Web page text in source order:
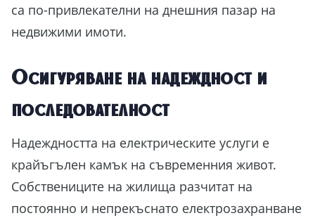
са по-привлекателни на днешния пазар на
недвижими имоти.
Осигуряване на надеждност и
последователност
Надеждността на електрическите услуги е
крайъгълен камък на съвременния живот.
Собствениците на жилища разчитат на
постоянно и непрекъснато електрозахранване